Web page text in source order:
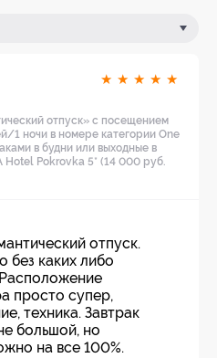
★ ★ ★ ★ ★
отпуск» с посещением
1 ночи в номере категории One
в будни или выходные в
Hotel Pokrovka 5* (14 000 руб.
отпуск.
без каких либо
просто супер,
техника. Завтрак
большой, но
на все 100%.